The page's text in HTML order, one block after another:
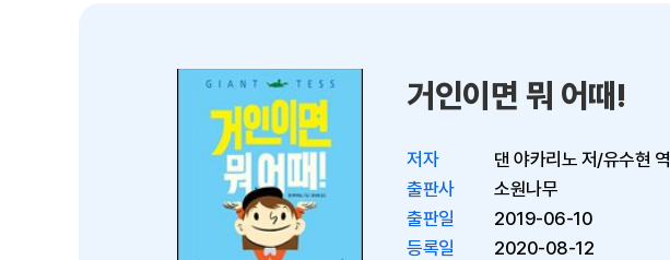
거인이면 뭐 어때!
저자
댄 야카리노 저/유수현 역
출판사
소원나무
출판일
2019-06-10
등록일
2020-08-12